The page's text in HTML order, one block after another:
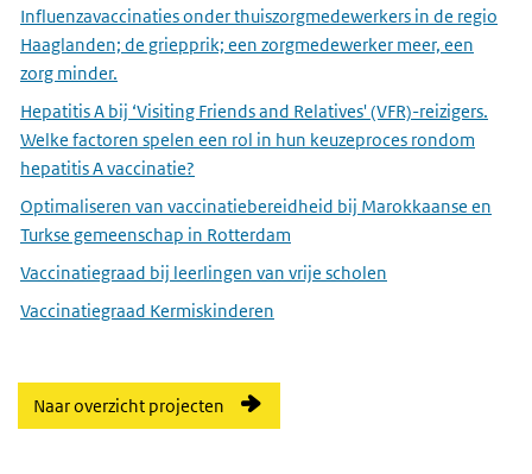
Influenzavaccinaties onder thuiszorgmedewerkers in de regio
Haaglanden; de griepprik; een zorgmedewerker meer, een
zorg minder.
Hepatitis A bij ‘Visiting Friends and Relatives' (VFR)-reizigers.
Welke factoren spelen een rol in hun keuzeproces rondom
hepatitis A vaccinatie?
Optimaliseren van vaccinatiebereidheid bij Marokkaanse en
Turkse gemeenschap in Rotterdam
Vaccinatiegraad bij leerlingen van vrije scholen
Vaccinatiegraad Kermiskinderen
Naar overzicht projecten